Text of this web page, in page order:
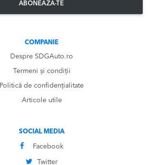
ABONEAZĂ-TE
COMPANIE
Despre SDGAuto.ro
Termeni și condiții
Politică de confidențialitate
Articole utile
SOCIAL MEDIA
Facebook
Twitter